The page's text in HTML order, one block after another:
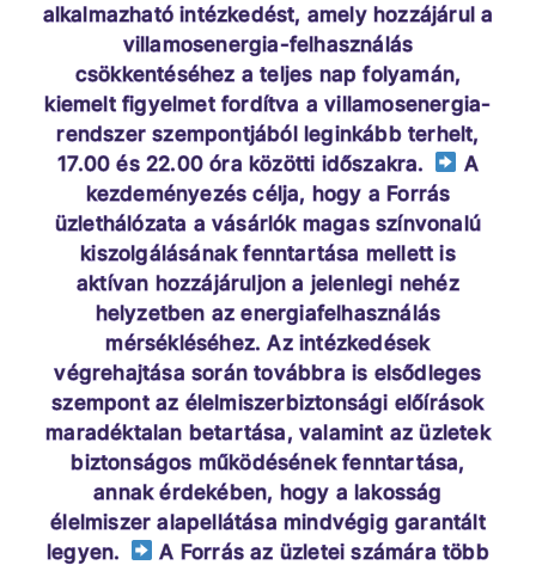
alkalmazható intézkedést, amely hozzájárul a
villamosenergia-felhasználás
csökkentéséhez a teljes nap folyamán,
kiemelt figyelmet fordítva a villamosenergia-
rendszer szempontjából leginkább terhelt,
17.00 és 22.00 óra közötti időszakra.
A
kezdeményezés célja, hogy a Forrás
üzlethálózata a vásárlók magas színvonalú
kiszolgálásának fenntartása mellett is
aktívan hozzájáruljon a jelenlegi nehéz
helyzetben az energiafelhasználás
mérsékléséhez. Az intézkedések
végrehajtása során továbbra is elsődleges
szempont az élelmiszerbiztonsági előírások
maradéktalan betartása, valamint az üzletek
biztonságos működésének fenntartása,
annak érdekében, hogy a lakosság
élelmiszer alapellátása mindvégig garantált
legyen.
A Forrás az üzletei számára több